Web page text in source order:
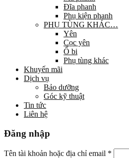
Đĩa phanh
Phụ kiện phanh
PHỤ TÙNG KHÁC…
Yên
Cọc yên
Ổ bi
Phụ tùng khác
Khuyến mãi
Dịch vụ
Bảo dưỡng
Góc kỹ thuật
Tin tức
Liên hệ
Đăng nhập
Tên tài khoản hoặc địa chỉ email *